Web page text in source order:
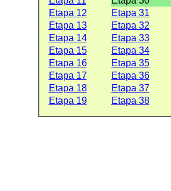
Etapa 12
Etapa 31
Etapa 13
Etapa 32
Etapa 14
Etapa 33
Etapa 15
Etapa 34
Etapa 16
Etapa 35
Etapa 17
Etapa 36
Etapa 18
Etapa 37
Etapa 19
Etapa 38